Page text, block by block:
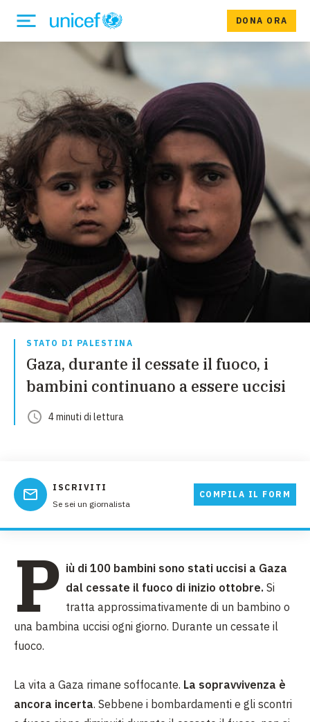
DONA ORA
STATO DI PALESTINA
Gaza, durante il cessate il fuoco, i
bambini continuano a essere uccisi
4minuti di lettura
ISCRIVITI
Se sei un giornalista
COMPILA IL FORM
P iù di 100 bambini sono stati uccisi a Gaza
dal cessate il fuoco di inizio ottobre. Si
tratta approssimativamente di un bambino o
una bambina uccisi ogni giorno. Durante un cessate il
fuoco.
La vita a Gaza rimane soffocante. La sopravvivenza è
ancora incerta. Sebbene i bombardamenti e gli scontri